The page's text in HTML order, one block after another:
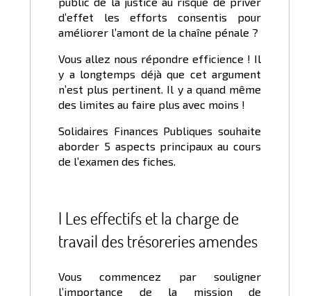
d’effet les efforts consentis pour
améliorer l’amont de la chaîne pénale ?
Vous allez nous répondre efficience ! Il
y a longtemps déjà que cet argument
n’est plus pertinent. Il y a quand même
des limites au faire plus avec moins !
Solidaires Finances Publiques souhaite
aborder 5 aspects principaux au cours
de l’examen des fiches.
I Les effectifs et la charge de
travail des trésoreries amendes
Vous commencez par souligner
l’importance de la mission de